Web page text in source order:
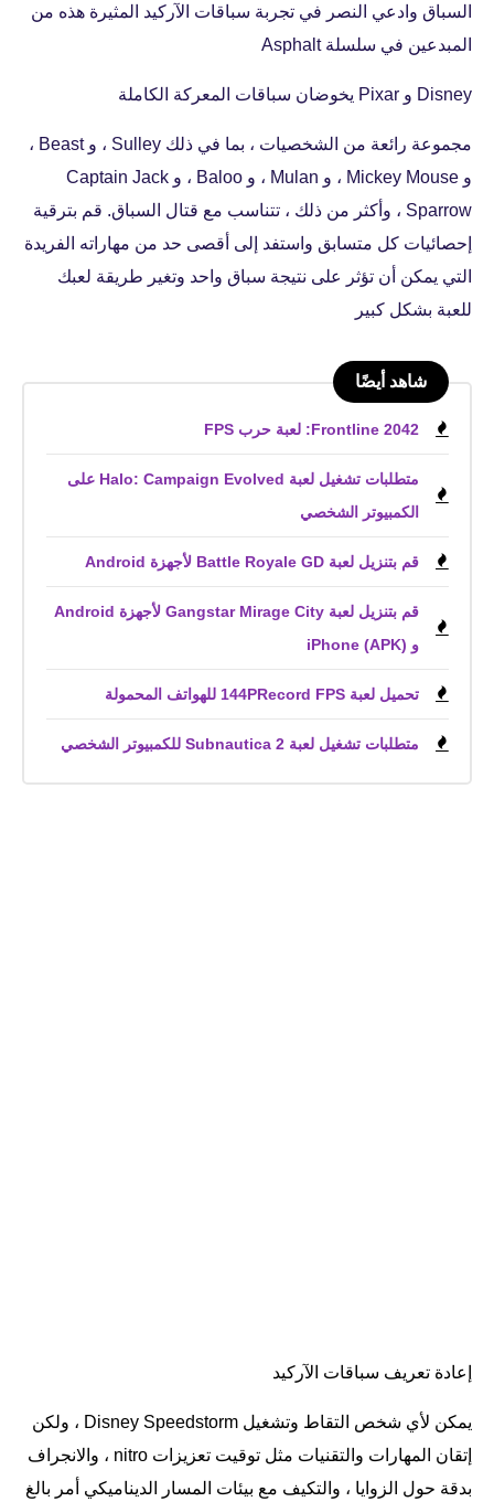
السباق وادعي النصر في تجربة سباقات الآركيد المثيرة هذه من
المبدعين في سلسلة Asphalt
Disney و Pixar يخوضان سباقات المعركة الكاملة
مجموعة رائعة من الشخصيات ، بما في ذلك Sulley ، و Beast ،
و Mickey Mouse ، و Mulan ، و Baloo ، و Captain Jack
Sparrow ، وأكثر من ذلك ، تتناسب مع قتال السباق. قم بترقية
إحصائيات كل متسابق واستفد إلى أقصى حد من مهاراته الفريدة
التي يمكن أن تؤثر على نتيجة سباق واحد وتغير طريقة لعبك
للعبة بشكل كبير
شاهد أيضًا
Frontline 2042: لعبة حرب FPS
متطلبات تشغيل لعبة Halo: Campaign Evolved على
الكمبيوتر الشخصي
قم بتنزيل لعبة Battle Royale GD لأجهزة Android
قم بتنزيل لعبة Gangstar Mirage City لأجهزة Android
و iPhone (APK)
تحميل لعبة 144PRecord FPS للهواتف المحمولة
متطلبات تشغيل لعبة Subnautica 2 للكمبيوتر الشخصي
إعادة تعريف سباقات الآركيد
يمكن لأي شخص التقاط وتشغيل Disney Speedstorm ، ولكن
إتقان المهارات والتقنيات مثل توقيت تعزيزات nitro ، والانجراف
بدقة حول الزوايا ، والتكيف مع بيئات المسار الديناميكي أمر بالغ